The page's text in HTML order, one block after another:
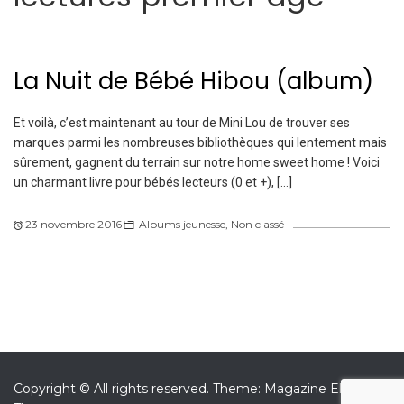
La Nuit de Bébé Hibou (album)
Et voilà, c’est maintenant au tour de Mini Lou de trouver ses
marques parmi les nombreuses bibliothèques qui lentement mais
sûrement, gagnent du terrain sur notre home sweet home ! Voici
un charmant livre pour bébés lecteurs (0 et +), […]
23 novembre 2016 Albums jeunesse Non classé
Copyright © All rights reserved. Theme: Magazine Elite by